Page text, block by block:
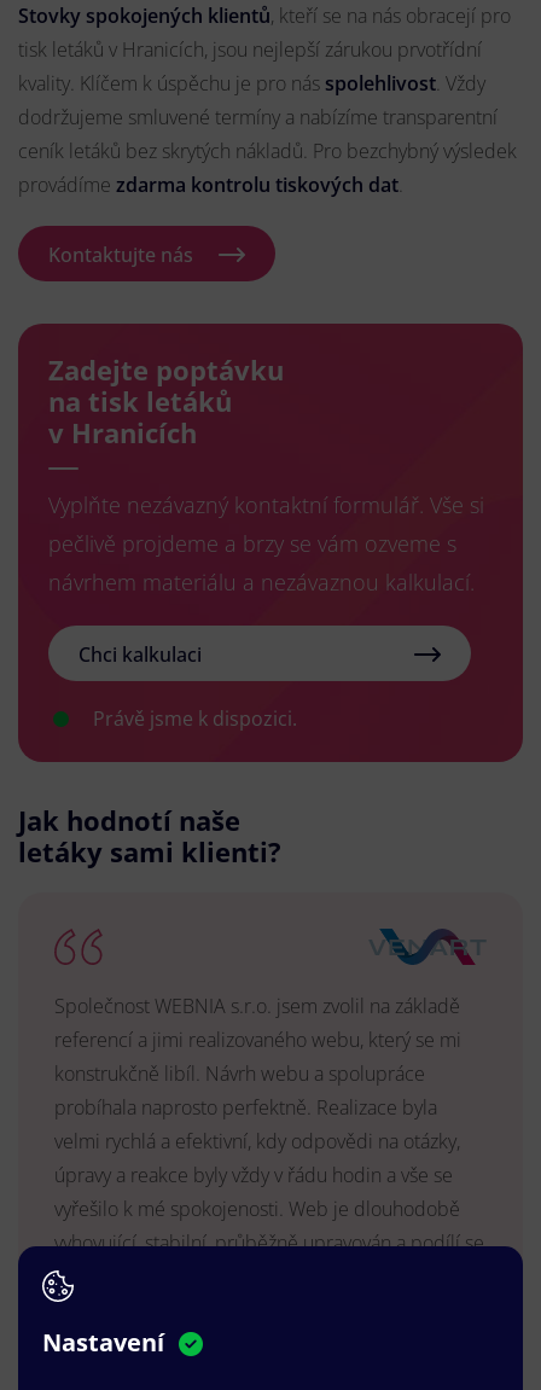
Stovky spokojených klientů, kteří se na nás obracejí pro
tisk letáků v Hranicích, jsou nejlepší zárukou prvotřídní
kvality. Klíčem k úspěchu je pro nás spolehlivost. Vždy
dodržujeme smluvené termíny a nabízíme transparentní
ceník letáků bez skrytých nákladů. Pro bezchybný výsledek
provádíme zdarma kontrolu tiskových dat.
Kontaktujte nás
Zadejte poptávku
na tisk letáků
v Hranicích
Vyplňte nezávazný kontaktní formulář. Vše si
pečlivě projdeme a brzy se vám ozveme s
návrhem materiálu a nezávaznou kalkulací.
Chci kalkulaci
Právě jsme k dispozici.
Jak hodnotí naše
letáky sami klienti?
Společnost WEBNIA s.r.o. jsem zvolil na základě
referencí a jimi realizovaného webu, který se mi
konstrukčně libíl. Návrh webu a spolupráce
probíhala naprosto perfektně. Realizace byla
velmi rychlá a efektivní, kdy odpovědi na otázky,
úpravy a reakce byly vždy v řádu hodin a vše se
vyřešilo k mé spokojenosti. Web je dlouhodobě
vyhovující, stabilní, průběžně upravován a podílí se
na pozitivním vnímání naší značky.
MUDr. Radek Vyšohlíd
VENART s.r.o.
Nastavení